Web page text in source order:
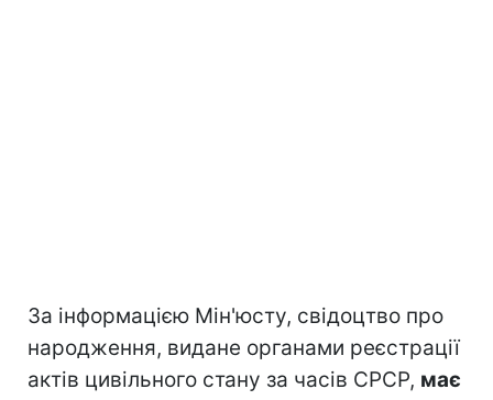
За інформацією Мін'юсту, свідоцтво про
народження, видане органами реєстрації
актів цивільного стану за часів СРСР, має